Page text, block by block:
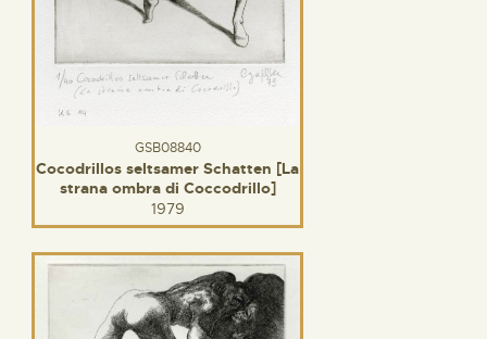
GSB08840
Cocodrillos seltsamer Schatten [La
strana ombra di Coccodrillo]
1979